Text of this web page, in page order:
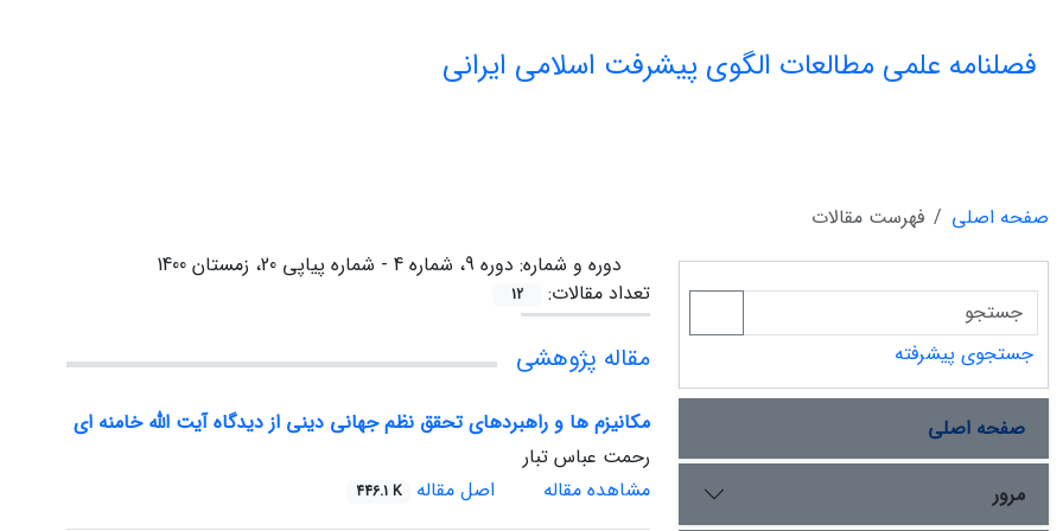
فصلنامه علمی مطالعات الگوی پیشرفت اسلامی ایرانی
صفحه اصلی
فهرست مقالات
دوره و شماره: دوره 9، شماره 4 - شماره پیاپی 20، زمستان 1400
تعداد مقالات:
12
مقاله پژوهشی
مکانیزم ها و راهبردهای تحقق نظم جهانی دینی از دیدگاه آیت الله خامنه ای
رحمت عباس تبار
مشاهده مقاله
اصل مقاله 446.1 K
جستجوی پیشرفته
صفحه اصلی
مرور